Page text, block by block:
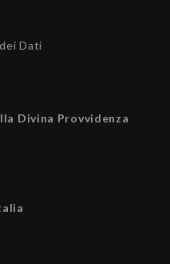
Dati
Divina Provvidenza